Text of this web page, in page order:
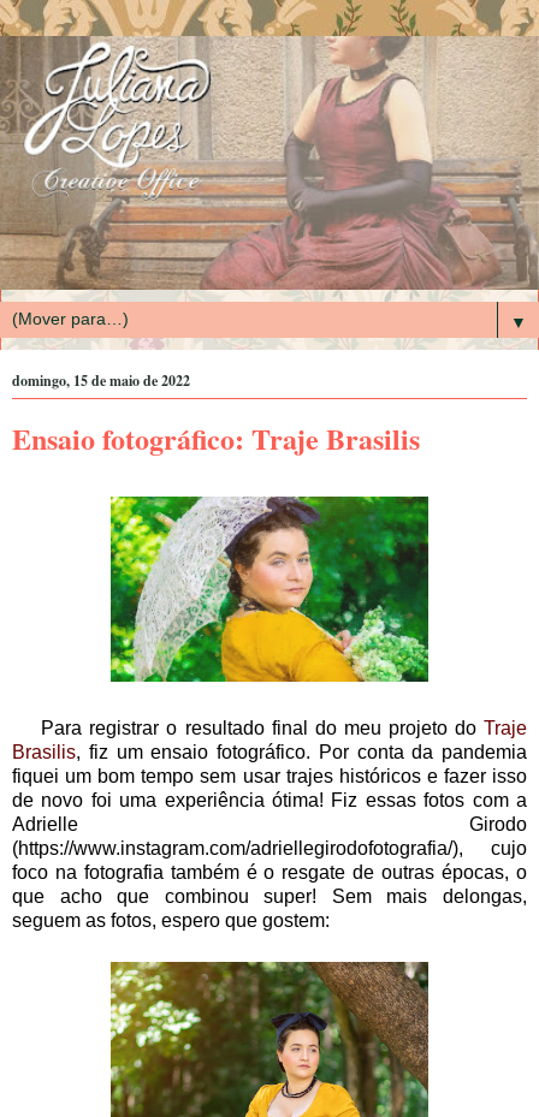
▼
domingo, 15 de maio de 2022
Ensaio fotográfico: Traje Brasilis
Para registrar o resultado final do meu projeto doTraje
Brasilis, fiz um ensaio fotográfico. Por conta da pandemia
fiquei um bom tempo sem usar trajes históricos e fazer isso
de novo foi uma experiência ótima! Fiz essas fotos com a
Adrielle Girodo
(https://www.instagram.com/adriellegirodofotografia/), cujo
foco na fotografia também é o resgate de outras épocas, o
que acho que combinou super! Sem mais delongas,
seguem as fotos, espero que gostem: